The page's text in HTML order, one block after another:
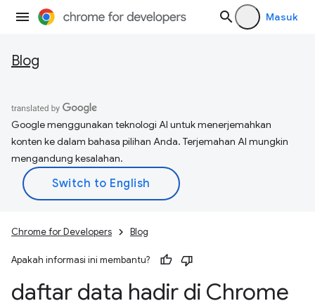
Masuk
Blog
Google menggunakan teknologi AI untuk menerjemahkan
konten ke dalam bahasa pilihan Anda. Terjemahan AI mungkin
mengandung kesalahan.
Chrome for Developers Blog
Apakah informasi ini membantu?
daftar data hadir di Chrome